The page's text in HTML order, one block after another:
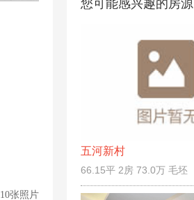
张照片
您可能感兴趣的房源
五河新村
66.15平 2房 73.0万 毛坯